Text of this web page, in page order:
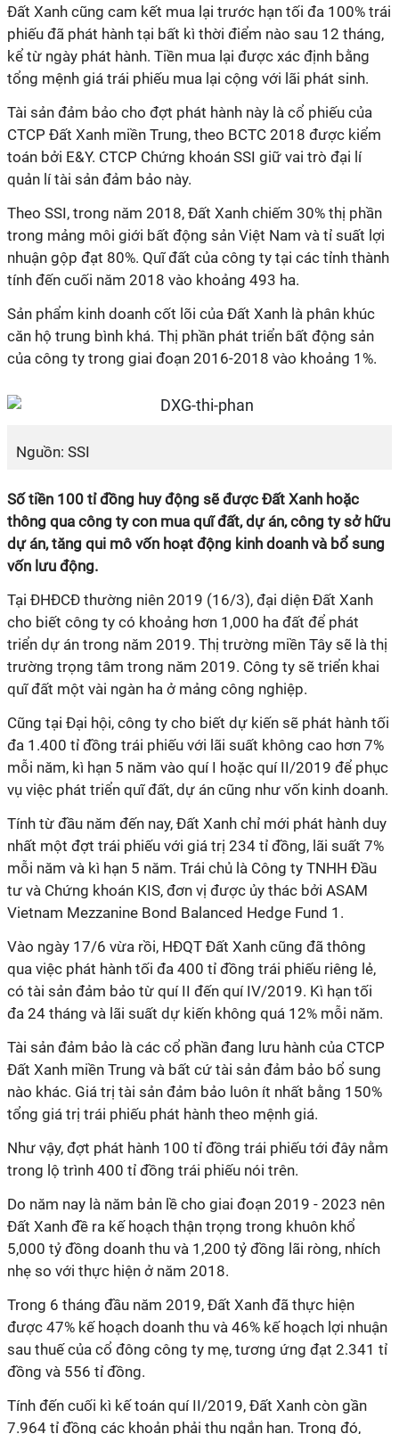
Đất Xanh cũng cam kết mua lại trước hạn tối đa 100% trái
phiếu đã phát hành tại bất kì thời điểm nào sau 12 tháng,
kể từ ngày phát hành. Tiền mua lại được xác định bằng
tổng mệnh giá trái phiếu mua lại cộng với lãi phát sinh.
Tài sản đảm bảo cho đợt phát hành này là cổ phiếu của
CTCP Đất Xanh miền Trung, theo BCTC 2018 được kiểm
toán bởi E&Y. CTCP Chứng khoán SSI giữ vai trò đại lí
quản lí tài sản đảm bảo này.
Theo SSI, trong năm 2018, Đất Xanh chiếm 30% thị phần
trong mảng môi giới bất động sản Việt Nam và tỉ suất lợi
nhuận gộp đạt 80%. Quĩ đất của công ty tại các tỉnh thành
tính đến cuối năm 2018 vào khoảng 493 ha.
Sản phẩm kinh doanh cốt lõi của Đất Xanh là phân khúc
căn hộ trung bình khá. Thị phần phát triển bất động sản
của công ty trong giai đoạn 2016-2018 vào khoảng 1%.
Nguồn: SSI
Số tiền 100 tỉ đồng huy động sẽ được Đất Xanh hoặc
thông qua công ty con mua quĩ đất, dự án, công ty sở hữu
dự án, tăng qui mô vốn hoạt động kinh doanh và bổ sung
vốn lưu động.
Tại ĐHĐCĐ thường niên 2019 (16/3), đại diện Đất Xanh
cho biết công ty có khoảng hơn 1,000 ha đất để phát
triển dự án trong năm 2019. Thị trường miền Tây sẽ là thị
trường trọng tâm trong năm 2019. Công ty sẽ triển khai
quĩ đất một vài ngàn ha ở mảng công nghiệp.
Cũng tại Đại hội, công ty cho biết dự kiến sẽ phát hành tối
đa 1.400 tỉ đồng trái phiếu với lãi suất không cao hơn 7%
mỗi năm, kì hạn 5 năm vào quí I hoặc quí II/2019 để phục
vụ việc phát triển quĩ đất, dự án cũng như vốn kinh doanh.
Tính từ đầu năm đến nay, Đất Xanh chỉ mới phát hành duy
nhất một đợt trái phiếu với giá trị 234 tỉ đồng, lãi suất 7%
mỗi năm và kì hạn 5 năm. Trái chủ là Công ty TNHH Đầu
tư và Chứng khoán KIS, đơn vị được ủy thác bởi ASAM
Vietnam Mezzanine Bond Balanced Hedge Fund 1.
Vào ngày 17/6 vừa rồi, HĐQT Đất Xanh cũng đã thông
qua việc phát hành tối đa 400 tỉ đồng trái phiếu riêng lẻ,
có tài sản đảm bảo từ quí II đến quí IV/2019. Kì hạn tối
đa 24 tháng và lãi suất dự kiến không quá 12% mỗi năm.
Tài sản đảm bảo là các cổ phần đang lưu hành của CTCP
Đất Xanh miền Trung và bất cứ tài sản đảm bảo bổ sung
nào khác. Giá trị tài sản đảm bảo luôn ít nhất bằng 150%
tổng giá trị trái phiếu phát hành theo mệnh giá.
Như vậy, đợt phát hành 100 tỉ đồng trái phiếu tới đây nằm
trong lộ trình 400 tỉ đồng trái phiếu nói trên.
Do năm nay là năm bản lề cho giai đoạn 2019 - 2023 nên
Đất Xanh đề ra kế hoạch thận trọng trong khuôn khổ
5,000 tỷ đồng doanh thu và 1,200 tỷ đồng lãi ròng, nhích
nhẹ so với thực hiện ở năm 2018.
Trong 6 tháng đầu năm 2019, Đất Xanh đã thực hiện
được 47% kế hoạch doanh thu và 46% kế hoạch lợi nhuận
sau thuế của cổ đông công ty mẹ, tương ứng đạt 2.341 tỉ
đồng và 556 tỉ đồng.
Tính đến cuối kì kế toán quí II/2019, Đất Xanh còn gần
7.964 tỉ đồng các khoản phải thu ngắn hạn. Trong đó,